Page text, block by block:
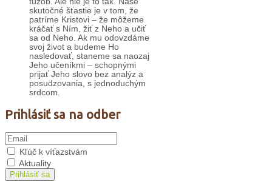
skutočné šťastie je v tom, že
patríme Kristovi – že môžeme
kráčať s Ním, žiť z Neho a učiť
sa od Neho. Ak mu odovzdáme
svoj život a budeme Ho
nasledovať, staneme sa naozaj
Jeho učeníkmi – schopnými
prijať Jeho slovo bez analýz a
posudzovania, s jednoduchým
srdcom.
Prihlásiť sa na odber
Kľúč k víťazstvám
Aktuality
Prihlásiť sa